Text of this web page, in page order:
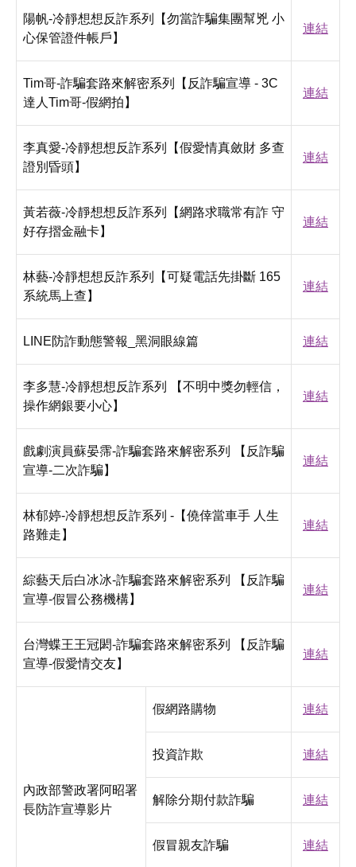
陽帆-冷靜想想反詐系列【勿當詐騙集團幫兇 小
心保管證件帳戶】
連結
Tim哥-詐騙套路來解密系列【反詐騙宣導 - 3C
達人Tim哥-假網拍】
連結
李真愛-冷靜想想反詐系列【假愛情真斂財 多查
證別昏頭】
連結
黃若薇-冷靜想想反詐系列【網路求職常有詐 守
好存摺金融卡】
連結
林藝-冷靜想想反詐系列【可疑電話先掛斷 165
系統馬上查】
連結
LINE防詐動態警報_黑洞眼線篇 連結
李多慧-冷靜想想反詐系列 【不明中獎勿輕信，
操作網銀要小心】
連結
戲劇演員蘇晏霈-詐騙套路來解密系列 【反詐騙
宣導-二次詐騙】
連結
林郁婷-冷靜想想反詐系列 -【僥倖當車手 人生
路難走】
連結
綜藝天后白冰冰-詐騙套路來解密系列 【反詐騙
宣導-假冒公務機構】
連結
台灣蝶王王冠閎-詐騙套路來解密系列 【反詐騙
宣導-假愛情交友】
連結
內政部警政署阿昭署
長防詐宣導影片
假網路購物 連結
投資詐欺 連結
解除分期付款詐騙 連結
假冒親友詐騙 連結